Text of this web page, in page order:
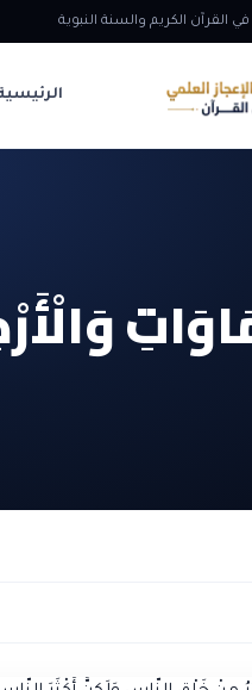
القرآن الكريم والسنة النبوية